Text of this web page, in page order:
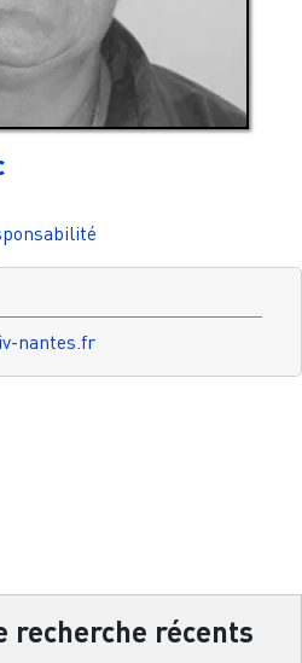
nantes.fr
recherche récents